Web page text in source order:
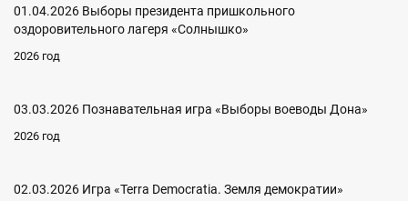
01.04.2026 Выборы президента пришкольного
оздоровительного лагеря «Солнышко»
2026 год
03.03.2026 Познавательная игра «Выборы воеводы Дона»
2026 год
02.03.2026 Игра «Terra Democratia. Земля демократии»